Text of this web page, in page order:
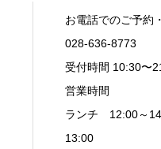
お電話でのご予約
028-636-8773
受付時間 10:30〜
営業時間
ランチ 12:00～
13:00